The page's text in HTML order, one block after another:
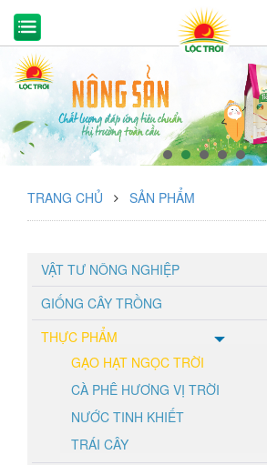
TRANG CHỦ SẢN PHẨM
VẬT TƯ NÔNG NGHIỆP
GIỐNG CÂY TRỒNG
THỰC PHẨM
GẠO HẠT NGỌC TRỜI
CÀ PHÊ HƯƠNG VỊ TRỜI
NƯỚC TINH KHIẾT
TRÁI CÂY